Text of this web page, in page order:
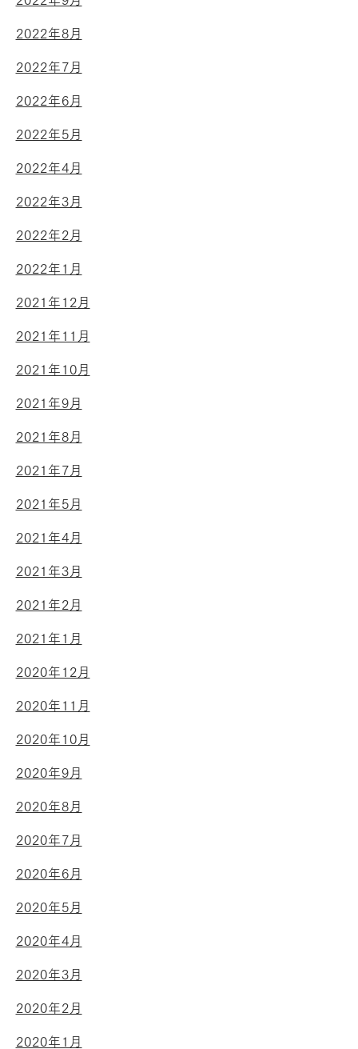
2022年8月
2022年7月
2022年6月
2022年5月
2022年4月
2022年3月
2022年2月
2022年1月
2021年12月
2021年11月
2021年10月
2021年9月
2021年8月
2021年7月
2021年5月
2021年4月
2021年3月
2021年2月
2021年1月
2020年12月
2020年11月
2020年10月
2020年9月
2020年8月
2020年7月
2020年6月
2020年5月
2020年4月
2020年3月
2020年2月
2020年1月